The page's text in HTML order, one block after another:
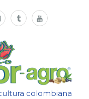
colombiana